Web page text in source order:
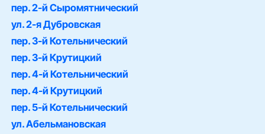
пер. 2-й Сыромятнический
ул. 2-я Дубровская
пер. 3-й Котельнический
пер. 3-й Крутицкий
пер. 4-й Котельнический
пер. 4-й Крутицкий
пер. 5-й Котельнический
ул. Абельмановская